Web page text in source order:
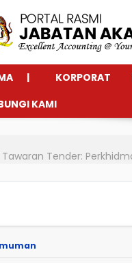
KORPORAT
KAMI
Tawaran Tender: